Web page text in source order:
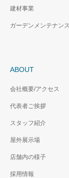
建材事業
ガーデンメンテナン
ABOUT
会社概要/アクセス
代表者ご挨拶
スタッフ紹介
屋外展示場
店舗内の様子
採用情報